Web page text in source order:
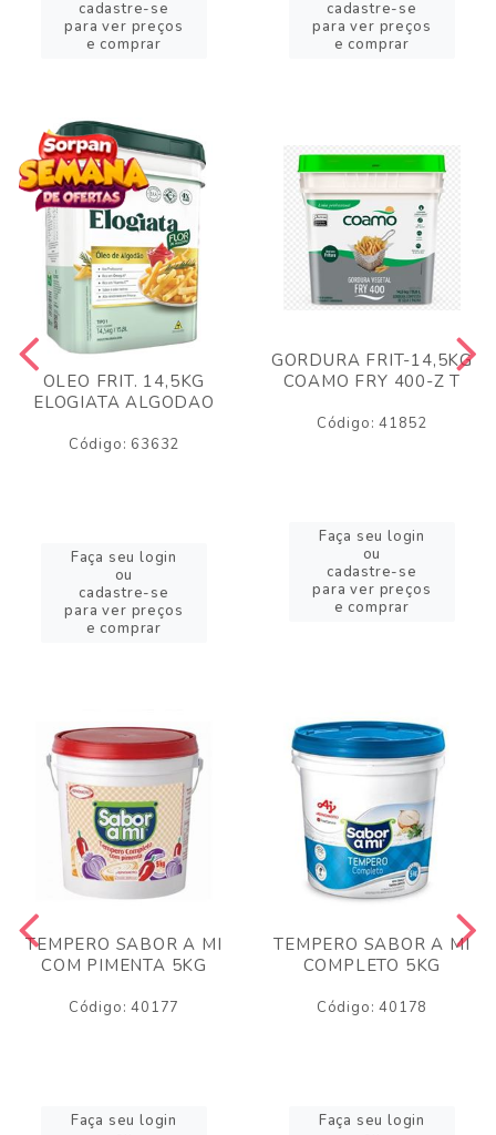
cadastre-se
para ver preços
e comprar
cadastre-se
para ver preços
e comprar
OLEO FRIT. 14,5KG
ELOGIATA ALGODAO
Código: 63632
Faça seu login
ou
cadastre-se
para ver preços
e comprar
GORDURA FRIT-14,5KG
COAMO FRY 400-Z T
Código: 41852
Faça seu login
ou
cadastre-se
para ver preços
e comprar
TEMPERO SABOR A MI
COM PIMENTA 5KG
Código: 40177
Faça seu login
TEMPERO SABOR A MI
COMPLETO 5KG
Código: 40178
Faça seu login